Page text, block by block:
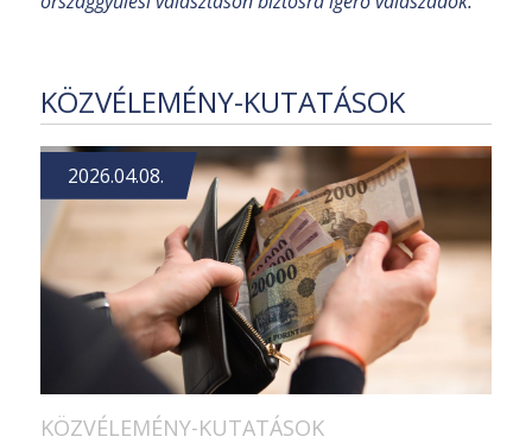
KÖZVÉLEMÉNY-KUTATÁSOK
2026.04.08.
KÖZVÉLEMÉNY-KUTATÁSOK